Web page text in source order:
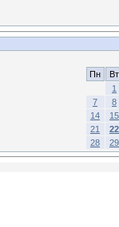
Пн
Вт
1
7
8
14
15
21
22
28
29